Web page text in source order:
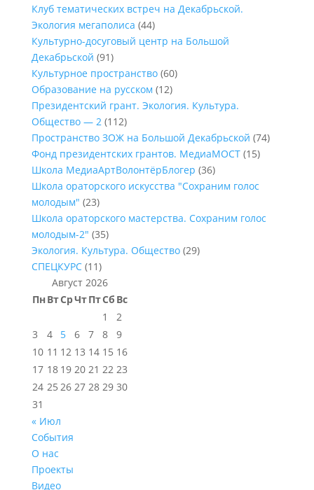
Клуб тематических встреч на Декабрьской.
Экология мегаполиса (44)
Культурно-досуговый центр на Большой
Декабрьской (91)
Культурное пространство(60)
Образование на русском (12)
Президентский грант. Экология. Культура.
Общество — 2(112)
Пространство ЗОЖ на Большой Декабрьской (74)
Фонд президентских грантов. МедиаМОСТ(15)
Школа МедиаАртВолонтёрБлогер (36)
Школа ораторского искусства "Сохраним голос
молодым" (23)
Школа ораторского мастерства. Сохраним голос
молодым-2" (35)
Экология. Культура. Общество(29)
СПЕЦКУРС(11)
Август 2026
ПнВтСрЧтПтСб Вс
1
2
3
4 5 6 7 8
9
10 11 12 13 14 15 16
17 18 19 20 21 22 23
24 25 26 27 28 29 30
31
« Июл
События
О нас
Проекты
Видео